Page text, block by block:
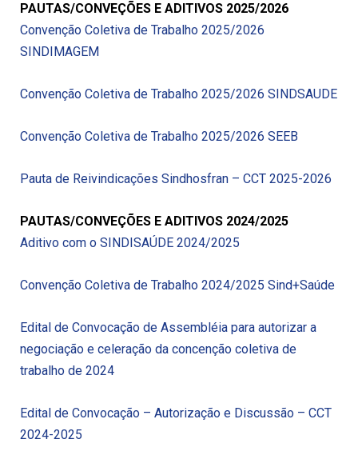
PAUTAS/CONVEÇÕES E ADITIVOS 2025/2026
Convenção Coletiva de Trabalho 2025/2026
SINDIMAGEM
Convenção Coletiva de Trabalho 2025/2026 SINDSAUDE
Convenção Coletiva de Trabalho 2025/2026 SEEB
Pauta de Reivindicações Sindhosfran – CCT 2025-2026
PAUTAS/CONVEÇÕES E ADITIVOS 2024/2025
Aditivo com o SINDISAÚDE 2024/2025
Convenção Coletiva de Trabalho 2024/2025 Sind+Saúde
Edital de Convocação de Assembléia para autorizar a
negociação e celeração da concenção coletiva de
trabalho de 2024
Edital de Convocação – Autorização e Discussão – CCT
2024-2025